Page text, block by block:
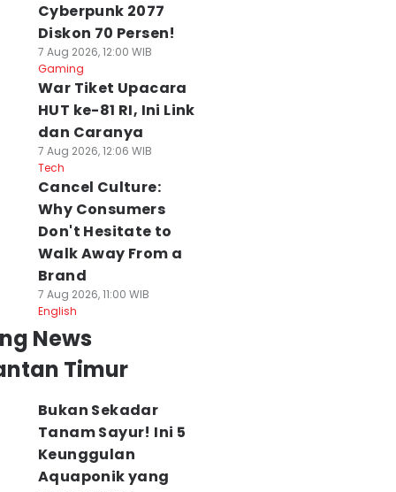
Cyberpunk 2077
Diskon 70 Persen!
7 Aug 2026, 12:00 WIB
Gaming
War Tiket Upacara
HUT ke-81 RI, Ini Link
dan Caranya
7 Aug 2026, 12:06 WIB
Tech
Cancel Culture:
Why Consumers
Don't Hesitate to
Walk Away From a
Brand
7 Aug 2026, 11:00 WIB
English
News
Timur
Bukan Sekadar
Tanam Sayur! Ini 5
Keunggulan
Aquaponik yang